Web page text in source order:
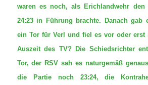
waren es noch, als Erichlandwehr
24:23 in Führung brachte. Danach gab
ein Tor für Verl und fiel es vor oder erst
Auszeit des TV? Die Schiedsrichter
Tor, der RSV sah es naturgemäß
die Partie noch 23:24, die